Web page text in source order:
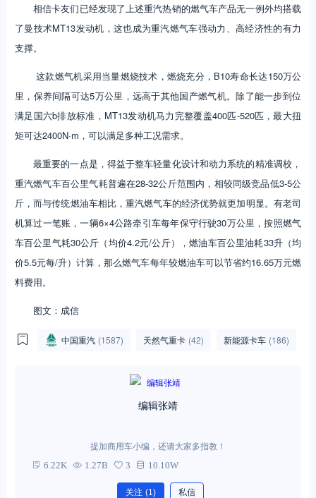
相信卡友们已经发现了上述重汽热销的燃气车产品无一例外均搭载
了曼技术MT13发动机，这也成为重汽燃气车强动力、高经济性的有力
支撑。
这款燃气机采用当量燃烧技术，燃烧充分，B10寿命长达150万公
里，保养间隔可达5万公里，远高于其他国产燃气机。除了能一步到位
满足国六b排放标准，MT13发动机马力完整覆盖400匹-520匹，最大扭
矩可达2400N·m，可以满足多种工况需求。
最重要的一点是，得益于整车轻量化设计和动力系统的精准调校，
重汽燃气车百公里气耗普遍在28-32公斤范围内，相较同级竞品低3-5公
斤，而与传统燃油车相比，重汽燃气车的经济优势就更加明显。有老司
机算过一笔账，一辆6×4公路牵引车每年保守行驶30万公里，按照燃气
车百公里气耗30公斤（均价4.2元/公斤），燃油车百公里油耗33升（均
价5.5元每/升）计算，那么燃气车每年较燃油车可以节省约16.65万元燃
料费用。
图文：成信
中国重汽 (1587) 天然气重卡 (42) 新能源卡车 (186)
编辑张靖
提加商用车小编，还请大家多指教！
6.22K 1.27B 3 10.10W
关注 (1) 私信